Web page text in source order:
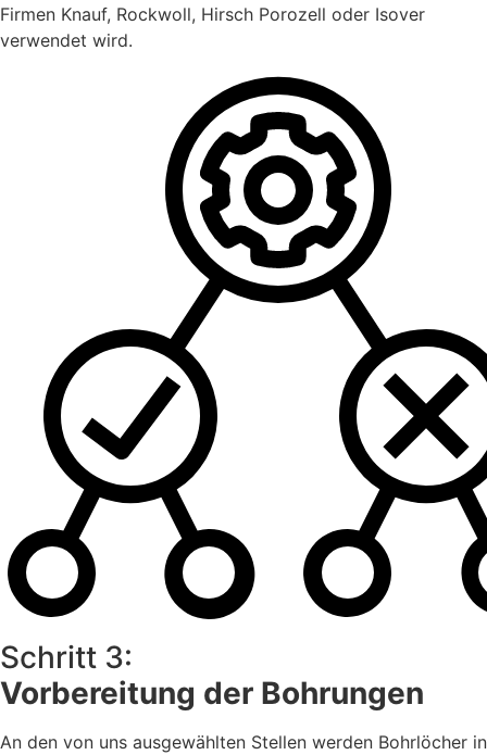
Firmen Knauf, Rockwoll, Hirsch Porozell oder Isover
verwendet wird.
Schritt 3:
Vorbereitung der Bohrungen
An den von uns ausgewählten Stellen werden Bohrlöcher in